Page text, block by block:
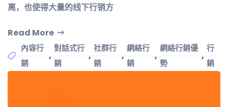
离，也使得大量的线下行销方
Read More
內容行
銷
,
對話式行
銷
,
社群行
銷
,
網絡行
銷
,
網絡行銷優
勢
,
行
銷